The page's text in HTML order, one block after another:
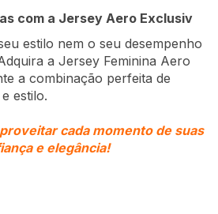
com a Jersey Aero Exclusiv
estilo nem o seu desempenho
a Jersey Feminina Aero
a combinação perfeita de
estilo.
cada momento de suas
e elegância!